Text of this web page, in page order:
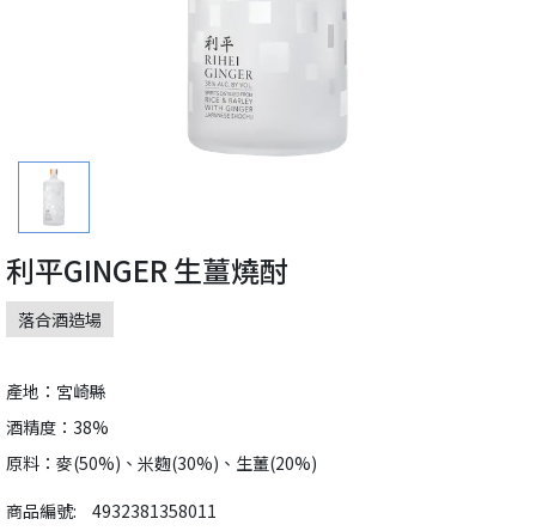
利平GINGER 生薑燒酎
落合酒造場
產地：宮崎縣
酒精度：38%
原料：麥(50%)、米麴(30%)、生薑(20%)
商品編號:
4932381358011